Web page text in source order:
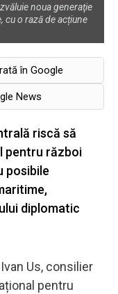
noua generaţie
cu o rază de acțiune
în Google
News
riscă să
pentru război
posibile
diplomatic
Us, consilier
pentru